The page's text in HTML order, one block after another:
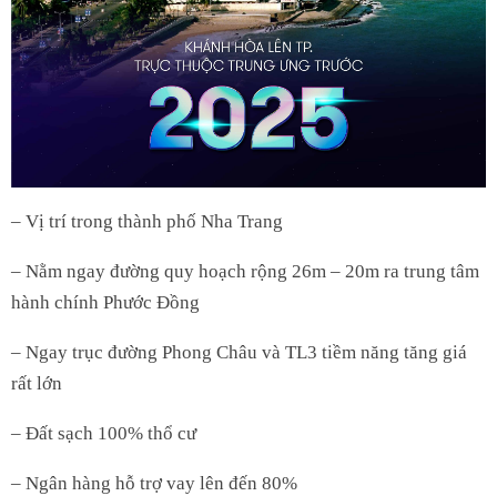
– Vị trí trong thành phố Nha Trang
– Nằm ngay đường quy hoạch rộng 26m – 20m ra trung tâm
hành chính Phước Đồng
– Ngay trục đường Phong Châu và TL3 tiềm năng tăng giá
rất lớn
– Đất sạch 100% thổ cư
– Ngân hàng hỗ trợ vay lên đến 80%